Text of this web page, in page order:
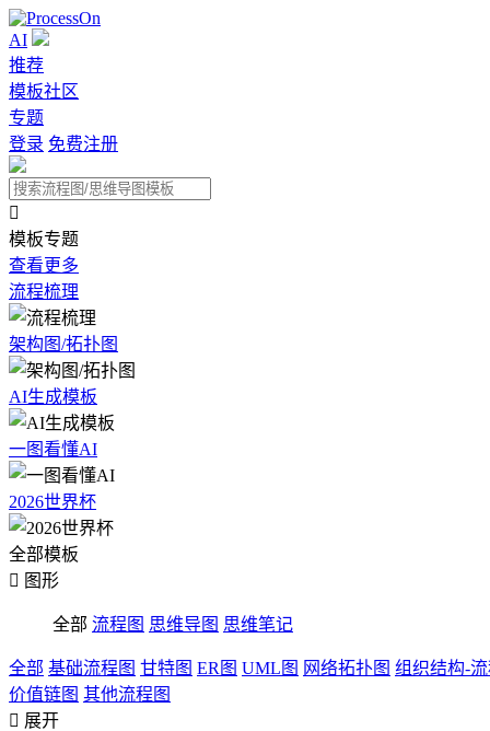
AI
推荐
模板社区
专题
登录 免费注册

模板专题
查看更多
流程梳理
架构图/拓扑图
AI生成模板
一图看懂AI
2026世界杯
全部模板
 图形
全部 流程图 思维导图 思维笔记
全部 基础流程图 甘特图 ER图 UML图 网络拓扑图 组织结构-
价值链图 其他流程图
 展开